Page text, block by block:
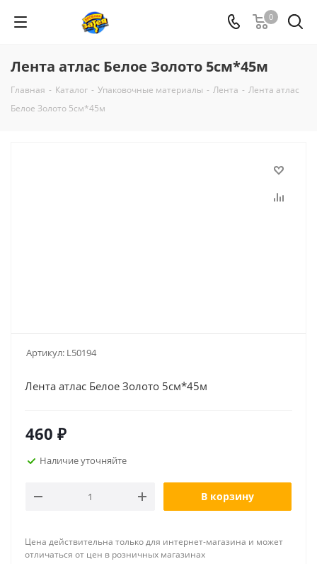
0
Лента атлас Белое Золото 5см*45м
Главная - Каталог - Упаковочные материалы - Лента - Лента атлас
Белое Золото 5см*45м
Артикул: L50194
Лента атлас Белое Золото 5см*45м
460 ₽
Наличие уточняйте
В корзину
Цена действительна только для интернет-магазина и может
отличаться от цен в розничных магазинах